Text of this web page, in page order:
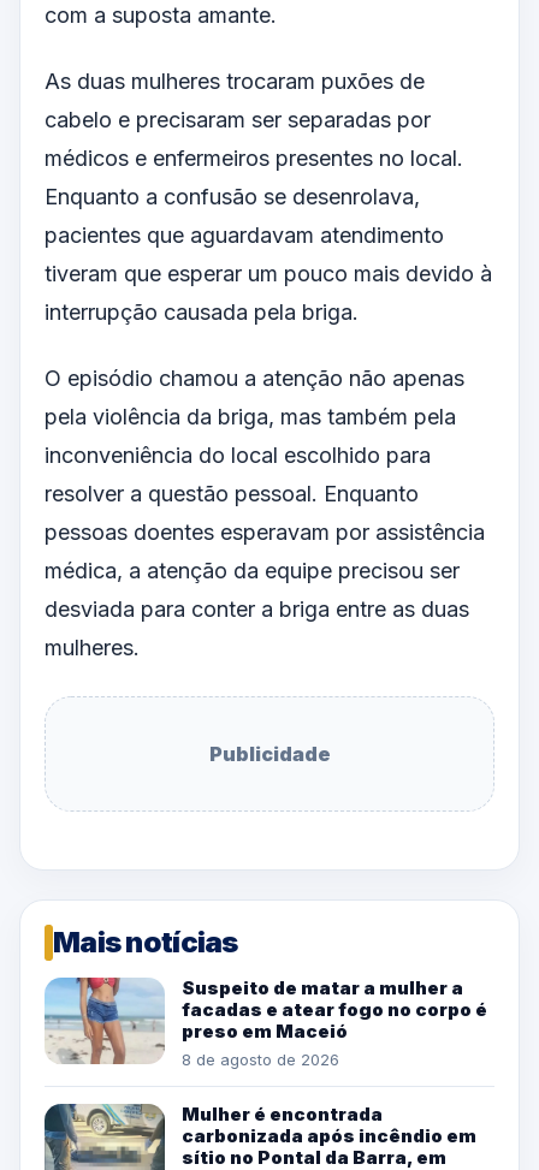
com a suposta amante.
As duas mulheres trocaram puxões de
cabelo e precisaram ser separadas por
médicos e enfermeiros presentes no local.
Enquanto a confusão se desenrolava,
pacientes que aguardavam atendimento
tiveram que esperar um pouco mais devido à
interrupção causada pela briga.
O episódio chamou a atenção não apenas
pela violência da briga, mas também pela
inconveniência do local escolhido para
resolver a questão pessoal. Enquanto
pessoas doentes esperavam por assistência
médica, a atenção da equipe precisou ser
desviada para conter a briga entre as duas
mulheres.
Publicidade
Mais notícias
Suspeito de matar a mulher a
facadas e atear fogo no corpo é
preso em Maceió
8 de agosto de 2026
Mulher é encontrada
carbonizada após incêndio em
sítio no Pontal da Barra, em